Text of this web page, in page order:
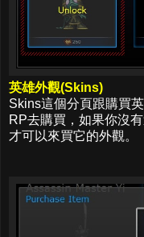
英雄外觀(Skins)
Skins這個分頁跟購買
RP去購買，如果你沒
才可以來買它的外觀。